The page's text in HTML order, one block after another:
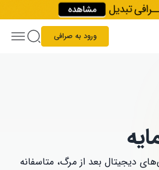
ورود به صرافی
دیجیتال بعد از مرگ، متاسفانه